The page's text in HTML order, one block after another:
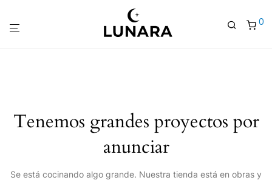
0
Tenemos grandes proyectos por
anunciar
Se está cocinando algo grande. Nuestra tienda está en obras y